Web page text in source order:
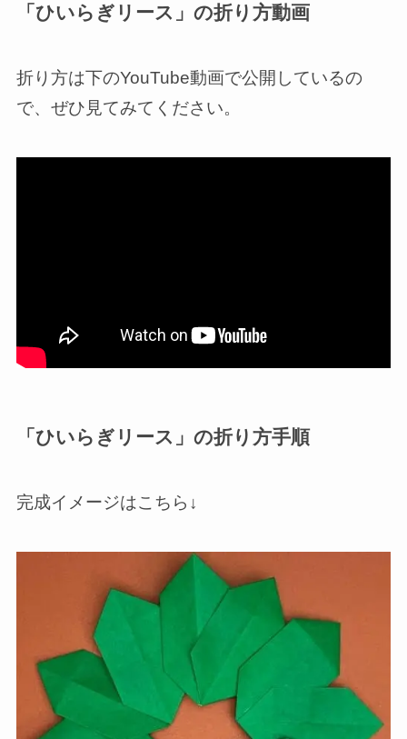
「ひいらぎリース」の折り方動画
折り方は下のYouTube動画で公開しているの
で、ぜひ見てみてください。
「ひいらぎリース」の折り方手順
完成イメージはこちら↓